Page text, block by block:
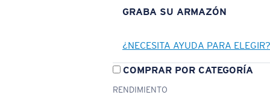
GRABA SU ARMAZÓN
¿NECESITA AYUDA PARA ELEGIR?
COMPRAR POR CATEGORÍA
RENDIMIENTO